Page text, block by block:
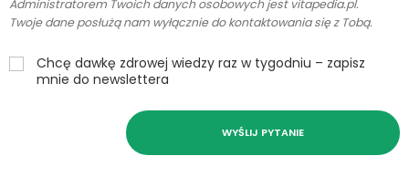
Administratorem Twoich danych osobowych jest vitapedia.pl.
Twoje dane posłużą nam wyłącznie do kontaktowania się z Tobą.
Chcę dawkę zdrowej wiedzy raz w tygodniu – zapisz
mnie do newslettera
WYŚLIJ PYTANIE